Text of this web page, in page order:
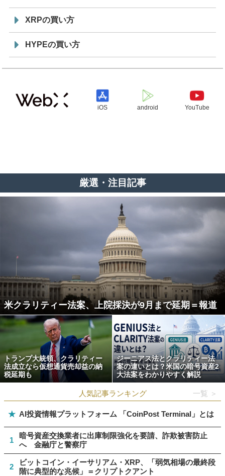
XRPの買い方
HYPEの買い方
iOS android YouTube
厳選・注目記事
米クラリティー法案、上院採決が9月まで延期＝報道
トランプ大統領、クラリティー
法成立なら仮想通貨売却益の納
税延期も
ジーニアス法とクラリティー法
案の違いとは？米国の暗号資産2
大法案をわかりやすく解説
人気記事ランキング 一覧 ＞
★ AI投資情報プラットフォーム 「CoinPost Terminal」とは
1
暗号資産交換業者に出庫制限強化を要請、詐欺被害防止
へ 金融庁と警察庁
2
ビットコイン・イーサリアム・XRP、「弱気相場の最終段
階に典型的な兆候」＝クリプトクアント